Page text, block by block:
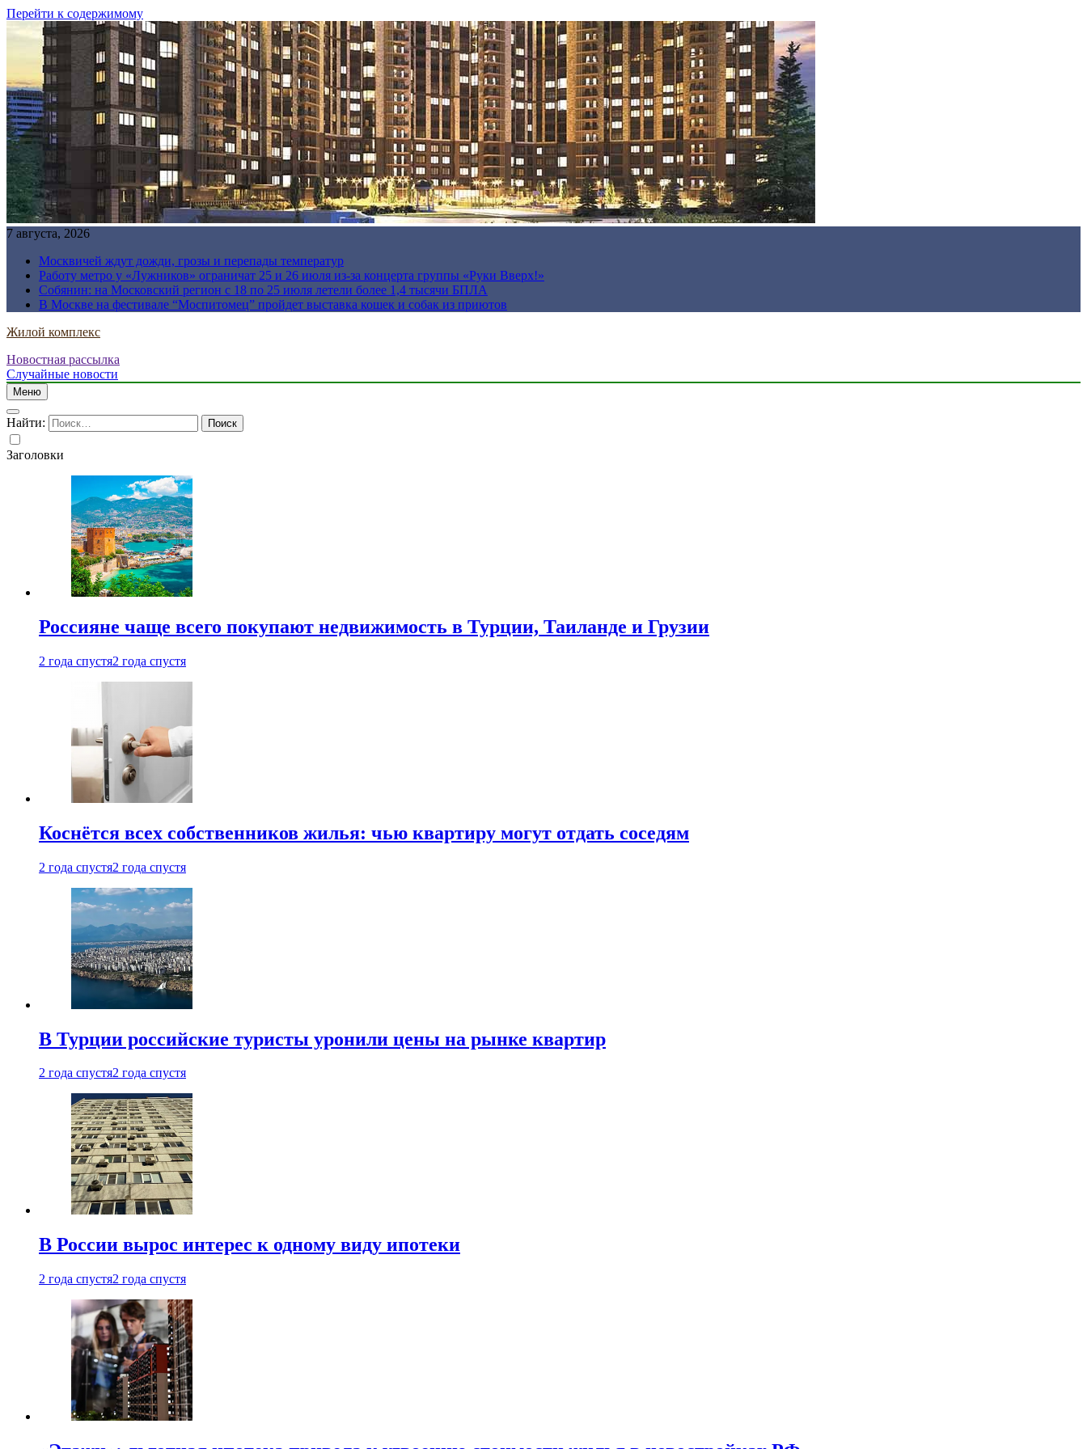
Перейти к содержимому
7 августа, 2026
Москвичей ждут дожди, грозы и перепады температур
Работу метро у «Лужников» ограничат 25 и 26 июля из-за концерта группы «Руки Вверх!»
Собянин: на Московский регион с 18 по 25 июля летели более 1,4 тысячи БПЛА
В Москве на фестивале “Моспитомец” пройдет выставка кошек и собак из приютов
Жилой комплекс
Новостная рассылка
Случайные новости
Меню
Найти:
Заголовки
Россияне чаще всего покупают недвижимость в Турции, Таиланде и Грузии
2 года спустя2 года спустя
Коснётся всех собственников жилья: чью квартиру могут отдать соседям
2 года спустя2 года спустя
В Турции российские туристы уронили цены на рынке квартир
2 года спустя2 года спустя
В России вырос интерес к одному виду ипотеки
2 года спустя2 года спустя